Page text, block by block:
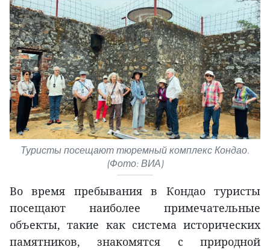
Туристы посещают тюремный комплекс Кондао.
(Фото: ВИА)
Во время пребывания в Кондао туристы
посещают наиболее примечательные
объекты, такие как система исторических
памятников, знакомятся с природной